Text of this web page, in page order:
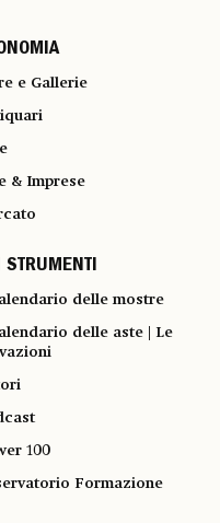
e Gallerie
& Imprese
STRUMENTI
delle mostre
delle aste | Le
100
Formazione